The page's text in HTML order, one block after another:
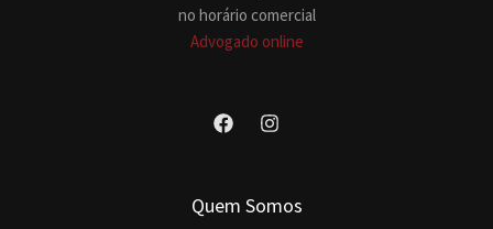
no horário comercial
Advogado online
Quem Somos